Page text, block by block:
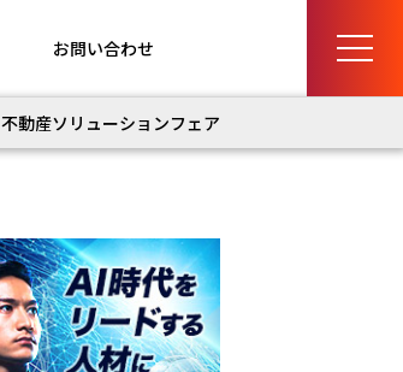
お問い合わせ
不動産ソリューションフェア